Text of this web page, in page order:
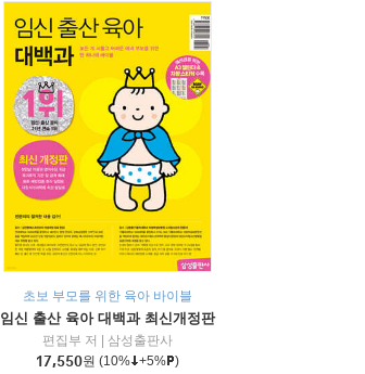
초보 부모를 위한 육아 바이블
임신 출산 육아 대백과 최신개정판
편집부 저
삼성출판사
17,550원 (10% +5% )